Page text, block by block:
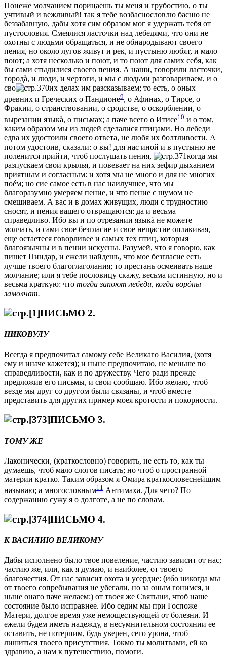
Понеже молчанием порицаешь ты меня и грубостию, о ты
учтивый и вeжливый! так я тебe возбаснословлю басню не
беззабавную, дабы хотя сим образом мог я удержать тебя от
пустословия. Смeялися ласточки над лебедями, что они не
охотны с людьми обращаться, и не обнародывают своего
пeния, но около лугов живут и рeк, и пустыню любят, и мало
поют; а хотя нeсколько и поют, и то поют для самих себя, как
бы сами стыдилися своего пeния. А наши, говорили ласточки,
городà, и люди, и чертоги, и мы с людьми разговариваем, и о
сво
их дeлах им разсказываем; то есть, о оных
древних и Греческих о Пандионe9, о Афинах, о Тирсe, о
Фракии, о странствовании, о сродствe, о оскорблении, о
вырeзании языкà, о письмах; а паче всего о Итисe10 и о том,
каким образом мы из людей сдeлалися птицами. Но лебеди
едва их удостоили своего отвeта, не любя их болтливости. А
потом удостоив, сказали: о вы! для нас иной и в пустыню не
полeнится прийти, чтоб послушать пeния,
когда мы
разпускаем свои крылья, и повeвает на них зефир дыханием
приятным и согласным: и хотя мы не много и для не многих
поéм; но сие самое есть в нас наилучшее, что мы
благоразумно умeряем пeние, и что пeние с шумом не
смeшиваем. А вас и в домах живущих, люди с трудностию
сносят, и пeния вашего отвращаются: да и весьма
справедливо. Ибо вы и по отрeзании языкà не можете
молчать, и сами свое безгласие и свое нещастие оплакивая,
еще остаетеся говорливeе и самых тeх птиц, которыя
благоязычны и в пeнии искусны. Разумeй, что я говорю, как
пишет Пиндар, и ежели найдешь, что мое безгласие есть
лучше твоего благоглаголания; то престань осмeивать наше
молчание; или я тебe пословицу скажу, весьма истинную, но и
весьма краткую: что тогда запоют лебеди, когда ворóны
замолчат.
ПИСЬМО 2.
НИКОВУЛУ
Всегда я предпочитал самому себe Великаго Василия, (хотя
ему и иначе кажется); и нынe предпочитаю, не меньше по
справедливости, как и по дружеству. Чего ради прежде
предложив его письмы, и свои сообщаю. Ибо желаю, чтоб
вездe мы друг со другом были связаны, и чтоб вмeстe
представить для других примeр моея кротости и покорности.
ПИСЬМО 3.
ТОМУ ЖЕ
Лаконически, (краткословно) говорить, не есть то, как ты
думаешь, чтоб мало слогов писать; но чтоб о пространной
материи кратко. Таким образом я Омира краткословеснeйшим
называю; а многословным11 Антимаха. Для чего? По
содержанию сужу я о долготe, а не по словам.
ПИСЬМО 4.
К ВАСИЛИЮ ВЕЛИКОМУ
Дабы исполнено было твое повелeние, частию зависит от нас;
частию же, или, как я думаю, и наиболeе, от твоего
благочестия. От нас зависит охота и усердие: (ибо никогда мы
от твоего сопребывания не убeгали, но за оным гонимся, и
нынe онаго паче желаем:) от твоея же Святыни, чтоб наше
состояние было исправнeе. Ибо сeдим мы при Госпожe
Матери, долгое время уже немоществующей от болeзни. И
ежели будем имeть надежду, в несумнительном состоянии ее
оставить, не потерпим, будь увeрен, сего урона, чтоб
лишиться твоего присутствия. Токмо ты молитвами, ей ко
здравию, а нам к путешествию, помоги.